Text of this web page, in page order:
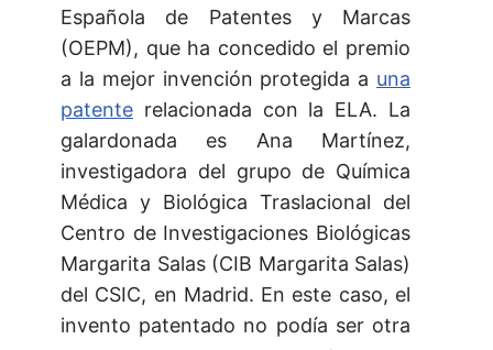
Española de Patentes y Marcas
(OEPM), que ha concedido el premio
a la mejor invención protegida a una
patente relacionada con la ELA. La
galardonada es Ana Martínez,
investigadora del grupo de Química
Médica y Biológica Traslacional del
Centro de Investigaciones Biológicas
Margarita Salas (CIB Margarita Salas)
del CSIC, en Madrid. En este caso, el
invento patentado no podía ser otra